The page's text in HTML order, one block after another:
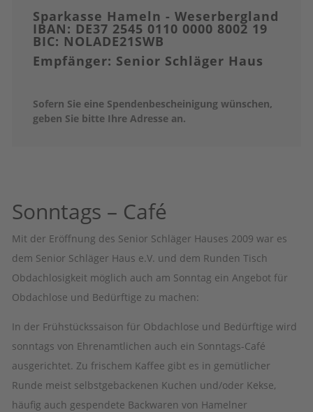
Sparkasse Hameln - Weserbergland
IBAN: DE37 2545 0110 0000 8002 19
BIC: NOLADE21SWB
Empfänger: Senior Schläger Haus
Sofern Sie eine Spendenbescheinigung wünschen,
geben Sie bitte Ihre Adresse an.
Sonntags – Café
Mit der Eröffnung des Senior Schläger Hauses 2009 war es
dem Senior Schläger Haus e.V. und dem Runden Tisch
Obdachlosigkeit möglich auch am Sonntag ein Angebot für
Obdachlose und Bedürftige zu machen:
In der Frühstückssaison für Obdachlose und Bedürftige wird
sonntags von Ehrenamtlichen auch ein Sonntags-Café
ausgerichtet. Zu frischem Kaffee gibt es in gemütlicher
Runde meist selbstgebackenen Kuchen und/oder Kekse,
häufig auch gespendete Backwaren von Hamelner